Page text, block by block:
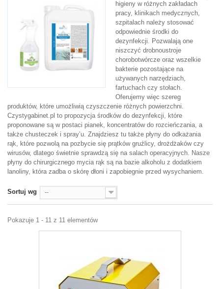
higieny w różnych zakładach
pracy, klinikach medycznych,
szpitalach należy stosować
odpowiednie środki do
dezynfekcji. Pozwalają one
niszczyć drobnoustroje
chorobotwórcze oraz wszelkie
bakterie pozostające na
używanych narzędziach,
fartuchach czy stołach.
Oferujemy więc szereg
produktów, które umożliwią czyszczenie różnych powierzchni.
Czystygabinet.pl to propozycja środków do dezynfekcji, które
proponowane są w postaci pianek, koncentratów do rozcieńczania, a
także chusteczek i spray’u. Znajdziesz tu także płyny do odkażania
rąk, które pozwolą na pozbycie się prątków gruźlicy, drożdżaków czy
wirusów, dlatego świetnie sprawdzą się na salach operacyjnych. Nasze
płyny do chirurgicznego mycia rąk są na bazie alkoholu z dodatkiem
lanoliny, która zadba o skórę dłoni i zapobiegnie przed wysychaniem.
Sortuj wg --
Pokazuje 1 - 11 z 11 elementów